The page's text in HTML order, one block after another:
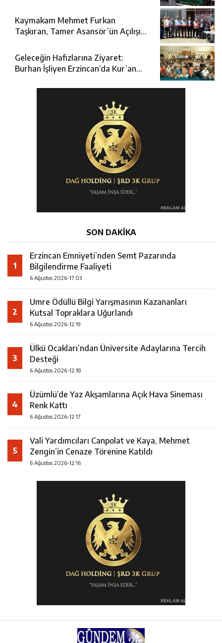
Kaymakam Mehmet Furkan
Taşkıran, Tamer Asansör’ün Açılışına
Geleceğin Hafızlarına Ziyaret:
Burhan İşliyen Erzincan’da Kur’an
SON DAKİKA
1
Erzincan Emniyeti’nden Semt Pazarında
Bilgilendirme Faaliyeti
6 Ağustos 2026-17:03
2
Umre Ödüllü Bilgi Yarışmasının Kazananları
Kutsal Topraklara Uğurlandı
6 Ağustos 2026-12:19
3
Ülkü Ocakları’ndan Üniversite Adaylarına Tercih
Desteği
6 Ağustos 2026-12:18
4
Üzümlü’de Yaz Akşamlarına Açık Hava Sineması
Renk Kattı
6 Ağustos 2026-12:17
5
Vali Yardımcıları Canpolat ve Kaya, Mehmet
Zengin’in Cenaze Törenine Katıldı
6 Ağustos 2026-12:16